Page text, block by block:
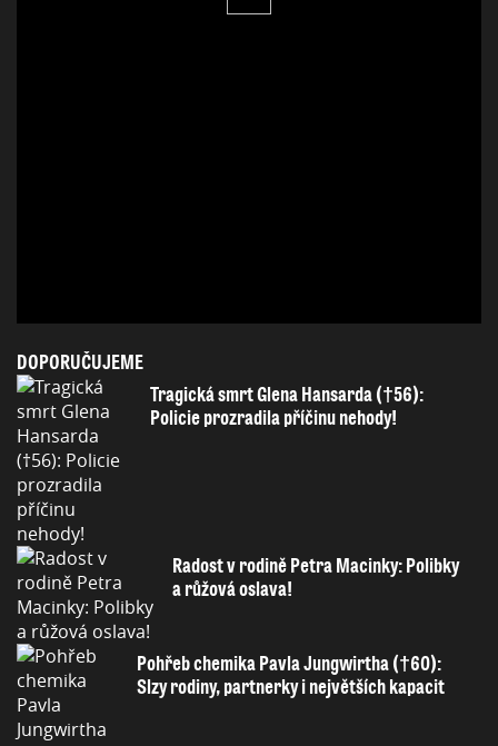
DOPORUČUJEME
Tragická smrt Glena Hansarda (†56):
Policie prozradila příčinu nehody!
Radost v rodině Petra Macinky: Polibky
a růžová oslava!
Pohřeb chemika Pavla Jungwirtha (†60):
Slzy rodiny, partnerky i největších kapacit